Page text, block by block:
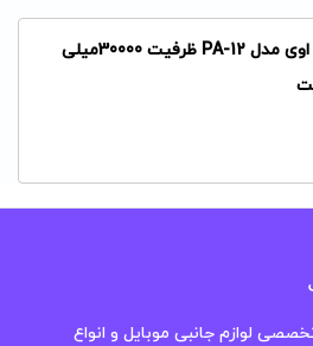
پاوربانک اوی مدل PA-12 ظرفیت 30000میلی
لوازم جانبی موبایل و انواع